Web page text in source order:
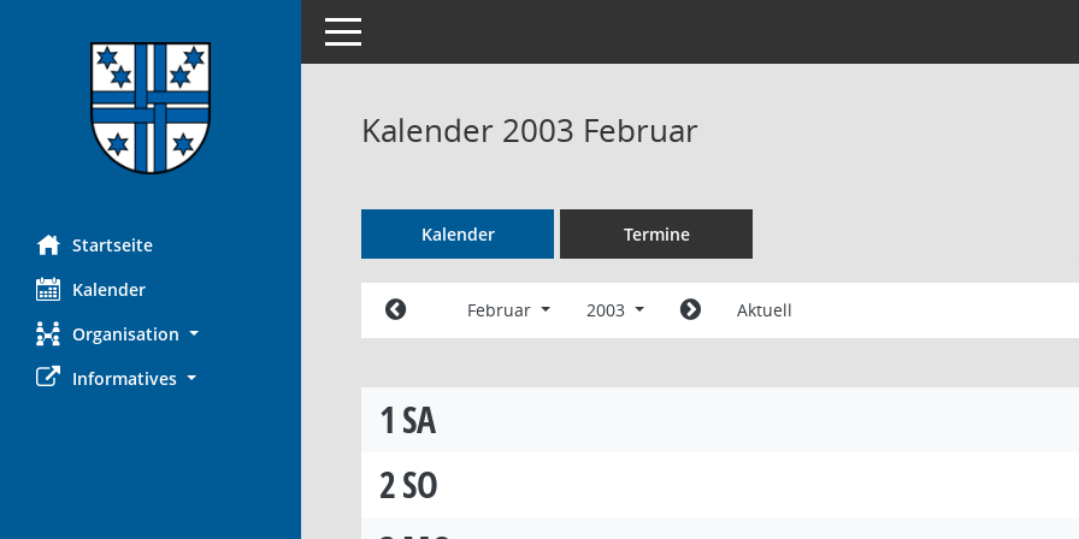
Startseite
Kalender
Organisation
Informatives
Toggle navigation
Kalender 2003 Februar
Kalender Termine
Februar 2003 Aktuell
1 SA
2SO